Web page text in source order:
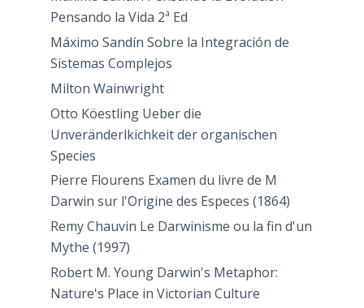
Pensando la Vida 2ª Ed
Máximo Sandín Sobre la Integración de
Sistemas Complejos
Milton Wainwright
Otto Köestling Ueber die
Unveränderlkichkeit der organischen
Species
Pierre Flourens Examen du livre de M
Darwin sur l'Origine des Especes (1864)
Remy Chauvin Le Darwinisme ou la fin d'un
Mythe (1997)
Robert M. Young Darwin's Metaphor:
Nature's Place in Victorian Culture